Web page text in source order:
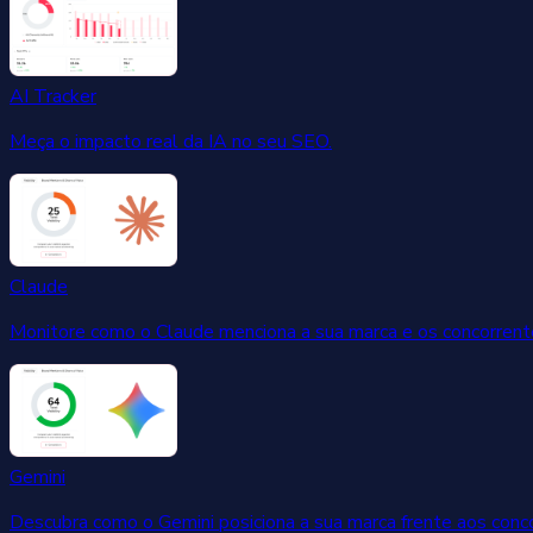
AI Tracker
Meça o impacto real da IA no seu SEO.
Claude
Monitore como o Claude menciona a sua marca e os
Gemini
Descubra como o Gemini posiciona a sua marca frente aos